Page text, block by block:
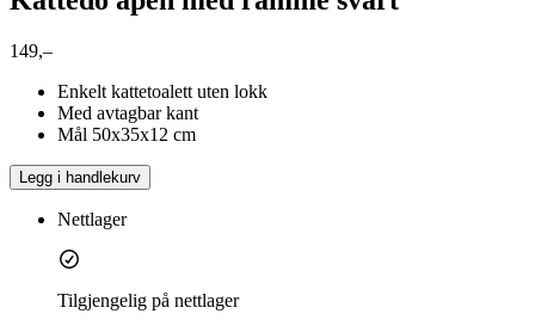
149,–
Enkelt kattetoalett uten lokk
Med avtagbar kant
Mål 50x35x12 cm
Legg i handlekurv
Nettlager
Tilgjengelig på nettlager